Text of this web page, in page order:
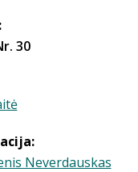
30
Neverdauskas